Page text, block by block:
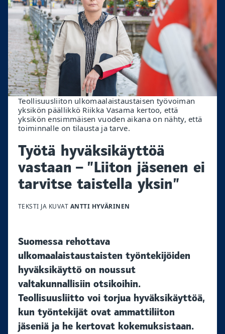
Teollisuusliiton ulkomaalaistaustaisen työvoiman
yksikön päällikkö Riikka Vasama kertoo, että
yksikön ensimmäisen vuoden aikana on nähty, että
toiminnalle on tilausta ja tarve.
Työtä hyväksikäyttöä
vastaan – ”Liiton jäsenen ei
tarvitse taistella yksin”
TEKSTI JA KUVAT ANTTI HYVÄRINEN
Suomessa rehottava
ulkomaalaistaustaisten työntekijöiden
hyväksikäyttö on noussut
valtakunnallisiin otsikoihin.
Teollisuusliitto voi torjua hyväksikäyttöä,
kun työntekijät ovat ammattiliiton
jäseniä ja he kertovat kokemuksistaan.